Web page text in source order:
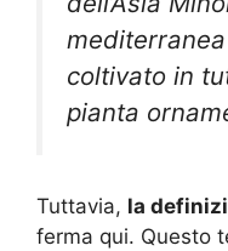
coltivato in
pianta
Tuttavia, la
ferma qui. Questo